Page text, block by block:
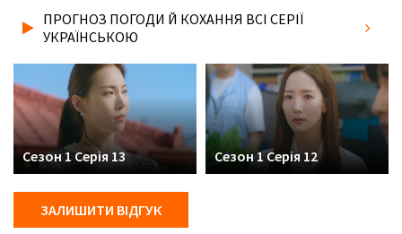
прогнозів і звучанням їхніх справжніх імен. Не забудьте
розповісти друзям, де Ви дивились нову 6 серію серіалу
hd якості та з українськими субтитрами!
ПРОГНОЗ ПОГОДИ Й КОХАННЯ ВСІ СЕРІЇ
УКРАЇНСЬКОЮ
Сезон 1 Серія 13 Сезон 1 Серія 12
ЗАЛИШИТИ ВІДГУК